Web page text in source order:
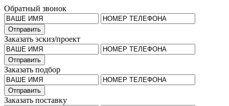
Обратный звонок
Заказать эскиз/проект
Заказать подбор
Заказать поставку